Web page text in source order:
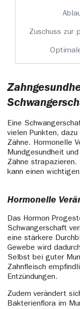
Zuschuss zur
Eine
vielen Punkten,
Zähne. Hormonelle
Mundgesundheit
Zähne strapazieren.
kann einen
Hormonelle
Das Hormon
Schwangerschaft
eine stärkere
Gewebe wird
Selbst bei guter
Zahnfleisch
Entzündungen.
Zudem verändert
Bakterienflora im